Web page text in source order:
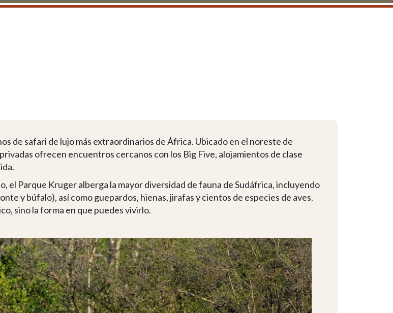
de safari de lujo más extraordinarios de África. Ubicado en el noreste de
ofrecen encuentros cercanos con los Big Five, alojamientos de clase
el Parque Kruger alberga la mayor diversidad de fauna de Sudáfrica, incluyendo
y búfalo), así como guepardos, hienas, jirafas y cientos de especies de aves.
sino la forma en que puedes vivirlo.